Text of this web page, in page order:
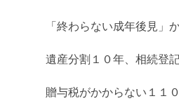
「終わらない成年後見」
遺産分割１０年、相続登
贈与税がかからない１１